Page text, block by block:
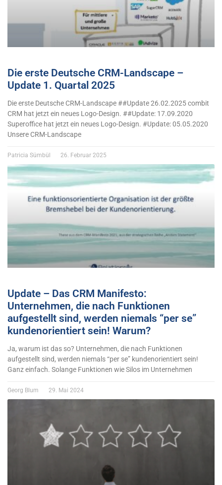
Die erste Deutsche CRM-Landscape –
Update 1. Quartal 2025
Die erste Deutsche CRM-Landscape ##Update 26.02.2025 combit
CRM hat jetzt ein neues Logo-Design. ##Update: 17.09.2020
Superoffice hat jetzt ein neues Logo-Design. #Update: 05.05.2020
Unsere CRM-Landscape
Patricia Sümbül 26. Februar 2025
Update – Das CRM Manifesto:
Unternehmen, die nach Funktionen
aufgestellt sind, werden niemals “per se”
kundenorientiert sein! Warum?
Ja, warum ist das so? Unternehmen, die nach Funktionen
aufgestellt sind, werden niemals “per se” kundenorientiert sein!
Ganz einfach. Solange Funktionen wie Silos im Unternehmen
Georg Blum 29. Mai 2024